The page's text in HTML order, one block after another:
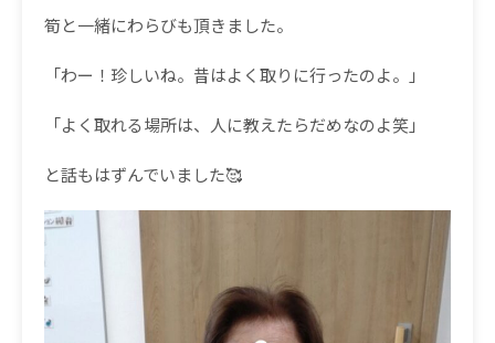
筍と一緒にわらびも頂きました。
「わー！珍しいね。昔はよく取りに行ったのよ。」
「よく取れる場所は、人に教えたらだめなのよ笑」
と話もはずんでいました🥰